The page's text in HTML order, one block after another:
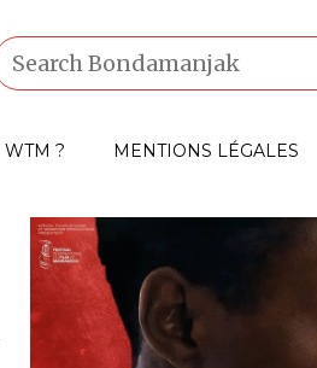
WTM ? MENTIONS LÉGALES